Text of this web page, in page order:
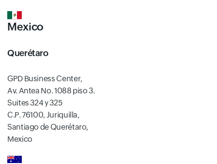
Mexico
Querétaro
GPD Business Center,
Av. Antea No. 1088 piso 3.
Suites 324 y 325
C.P. 76100, Juriquilla,
Santiago de Querétaro,
Mexico